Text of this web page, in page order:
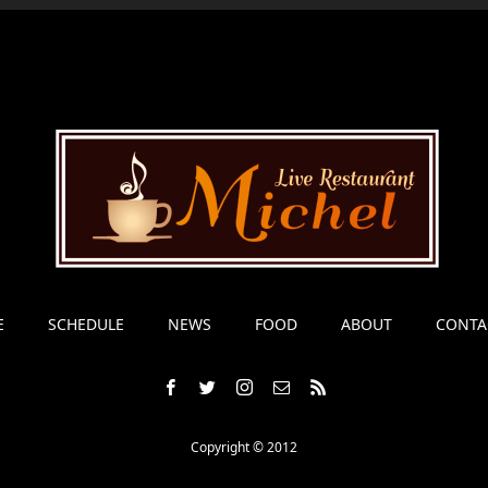
SCHEDULE NEWS FOOD ABOUT
Copyright © 2012